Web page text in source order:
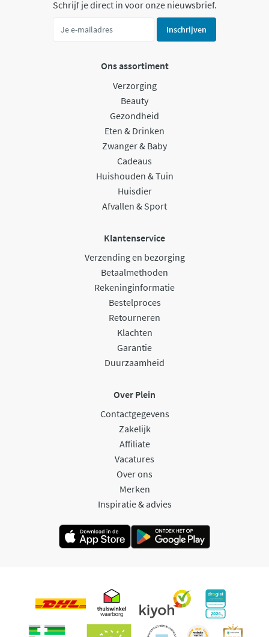
Schrijf je direct in voor onze nieuwsbrief.
Inschrijven
Ons assortiment
Verzorging
Beauty
Gezondheid
Eten & Drinken
Zwanger & Baby
Cadeaus
Huishouden & Tuin
Huisdier
Afvallen & Sport
Klantenservice
Verzending en bezorging
Betaalmethoden
Rekeninginformatie
Bestelproces
Retourneren
Klachten
Garantie
Duurzaamheid
Over Plein
Contactgegevens
Zakelijk
Affiliate
Vacatures
Over ons
Merken
Inspiratie & advies